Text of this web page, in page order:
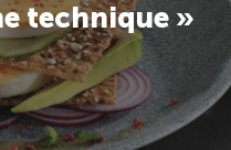
technique »